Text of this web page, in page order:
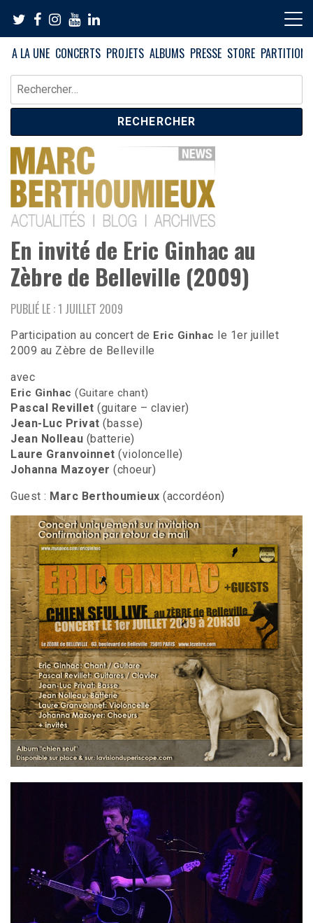
content
A LA UNE CONCERTS PROJETS ALBUMS PRESSE STORE PARTITIONS
Rechercher :
Blog Marc Berthoumieux
News – Blog – Archives
En invité de Eric Ginhac au
Zèbre de Belleville (2009)
PUBLIÉ LE : 1 JUILLET 2009
Participation au concert de Eric Ginhac
le 1er juillet
2009 au Zèbre de Belleville
avec
Eric Ginhac (Guitare chant)
Pascal Revillet (guitare – clavier)
Jean-Luc Privat (basse)
Jean Nolleau (batterie)
Laure Granvoinnet (violoncelle)
Johanna Mazoyer (choeur)
Guest : Marc Berthoumieux (accordéon)